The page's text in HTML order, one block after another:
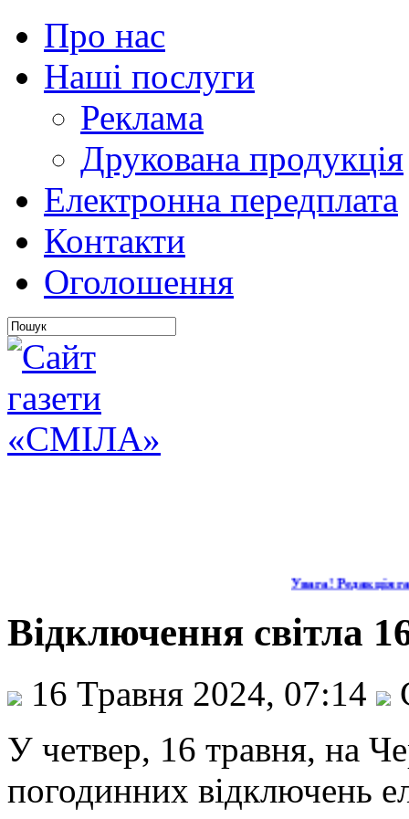
Про нас
Наші послуги
Реклама
Друкована продукція
Електронна передплата
Контакти
Оголошення
Увага! Редакція
Відключення світла
16 Травня 2024, 07:14
У четвер, 16 травня, на
погодинних відключень